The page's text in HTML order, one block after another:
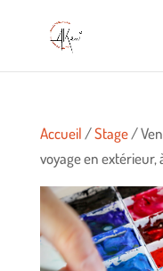
Accueil /Stage/
voyage en extérieur,